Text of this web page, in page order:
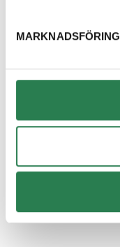
MARKNADSFÖRING